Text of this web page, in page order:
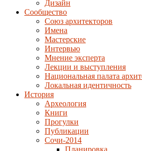
Дизайн
Сообщество
Союз архитекторов
Имена
Мастерские
Интервью
Мнение эксперта
Лекции и выступления
Национальная палата
Локальная идентичность
История
Археология
Книги
Прогулки
Публикации
Сочи-2014
Планировка